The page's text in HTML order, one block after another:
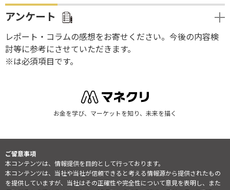
アンケート
レポート・コラムの感想をお寄せください。今後の内容検
討等に参考にさせていただきます。
※は必須項目です。
お金を学び、マーケットを知り、未来を描く
ご留意事項
本コンテンツは、情報提供を目的として行っております。
本コンテンツは、当社や当社が信頼できると考える情報源から提供されたもの
を提供していますが、当社はその正確性や完全性について意見を表明し、また